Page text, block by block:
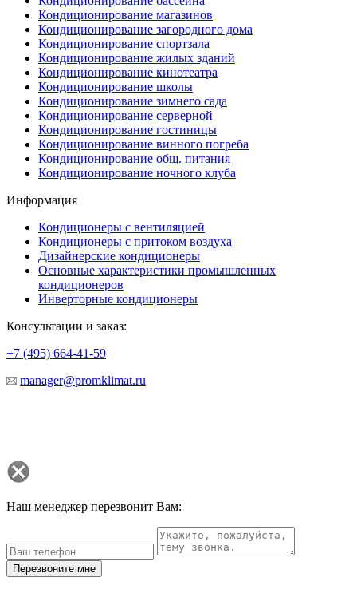
Кондиционирование магазинов
Кондиционирование загородного дома
Кондиционирование спортзала
Кондиционирование жилых зданий
Кондиционирование кинотеатра
Кондиционирование школы
Кондиционирование зимнего сада
Кондиционирование серверной
Кондиционирование гостиницы
Кондиционирование винного погреба
Кондиционирование общ. питания
Кондиционирование ночного клуба
Информация
Кондиционеры с вентиляцией
Кондиционеры с притоком воздуха
Дизайнерские кондиционеры
Основные характеристики промышленных
кондиционеров
Инверторные кондиционеры
Консультации и заказ:
+7 (495) 664-41-59
manager@promklimat.ru
Наш менеджер перезвонит Вам:
Перезвоните мне